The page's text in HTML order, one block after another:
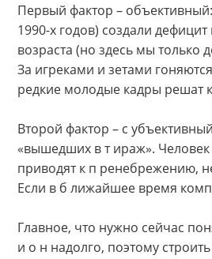
Первый фактор –
1990-х годов) создали
возраста (но здесь мы только
За игреками и зетами
редкие молодые кадры
Второй фактор – с
«вышедших в т ираж».
приводят к п ренебрежению,
Если в б лижайшее время
Главное, что нужно сейчас
и о н надолго, поэтому